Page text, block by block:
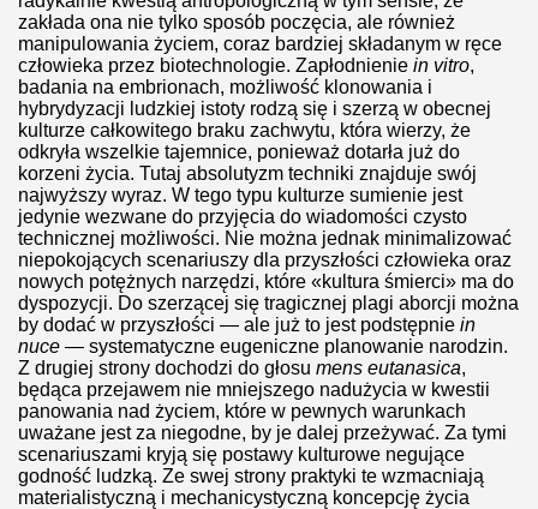
zakłada ona nie tylko sposób poczęcia, ale również
manipulowania życiem, coraz bardziej składanym w ręce
człowieka przez biotechnologie. Zapłodnienie in vitro,
badania na embrionach, możliwość klonowania i
hybrydyzacji ludzkiej istoty rodzą się i szerzą w obecnej
kulturze całkowitego braku zachwytu, która wierzy, że
odkryła wszelkie tajemnice, ponieważ dotarła już do
korzeni życia. Tutaj absolutyzm techniki znajduje swój
najwyższy wyraz. W tego typu kulturze sumienie jest
jedynie wezwane do przyjęcia do wiadomości czysto
technicznej możliwości. Nie można jednak minimalizować
niepokojących scenariuszy dla przyszłości człowieka oraz
nowych potężnych narzędzi, które «kultura śmierci» ma do
dyspozycji. Do szerzącej się tragicznej plagi aborcji można
by dodać w przyszłości — ale już to jest podstępnie in
nuce — systematyczne eugeniczne planowanie narodzin.
Z drugiej strony dochodzi do głosu mens eutanasica,
będąca przejawem nie mniejszego nadużycia w kwestii
panowania nad życiem, które w pewnych warunkach
uważane jest za niegodne, by je dalej przeżywać. Za tymi
scenariuszami kryją się postawy kulturowe negujące
godność ludzką. Ze swej strony praktyki te wzmacniają
materialistyczną i mechanicystyczną koncepcję życia
zabijania niemowląt
ŚWIĘTEGO FRANCISZKA POŚWIĘCONA TROSCE O
Przyczyna? Niepłodność